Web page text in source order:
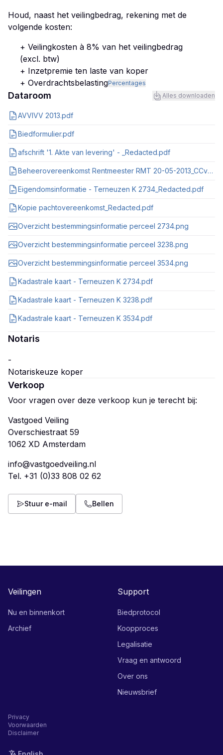
Houd, naast het veilingbedrag, rekening met de
volgende kosten:
+ Veilingkosten à 8% van het veilingbedrag
(excl. btw)
+ Inzetpremie ten laste van koper
+ OverdrachtsbelastingPercentages
Dataroom Alles downloaden
AVVIVV 2013.pdf
Biedformulier.pdf
afschrift '1. Akte van levering' - _Redacted.pdf
Beheerovereenkomst Rentmeester RMT 20-05-2013_CCv0001_Redacted.pdf
Eigendomsinformatie - Terneuzen K 2734_Redacted.pdf
Kopie pachtovereenkomst_Redacted.pdf
Overzicht bestemmingsinformatie perceel 2734.png
Overzicht bestemmingsinformatie perceel 3238.png
Overzicht bestemmingsinformatie perceel 3534.png
Kadastrale kaart - Terneuzen K 2734.pdf
Kadastrale kaart - Terneuzen K 3238.pdf
Kadastrale kaart - Terneuzen K 3534.pdf
Notaris
-
Verkoop
Voor vragen over deze verkoop kun je terecht bij:
Vastgoed Veiling
Overschiestraat 59
info@vastgoedveiling.nl
Tel. +31 (0)33 808 02 62
Stuur e-mail Bellen
Veilingen
Nu en binnenkort
Archief
Support
Biedprotocol
Koopproces
Legalisatie
Vraag en antwoord
Over ons
Nieuwsbrief
Privacy
Voorwaarden
Disclaimer